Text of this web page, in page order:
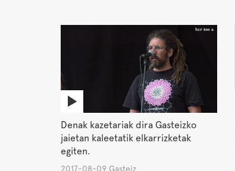
Denak kazetariak dira Gasteizko
jaietan kaleetatik elkarrizketak
egiten.
2017-08-09 Gasteiz